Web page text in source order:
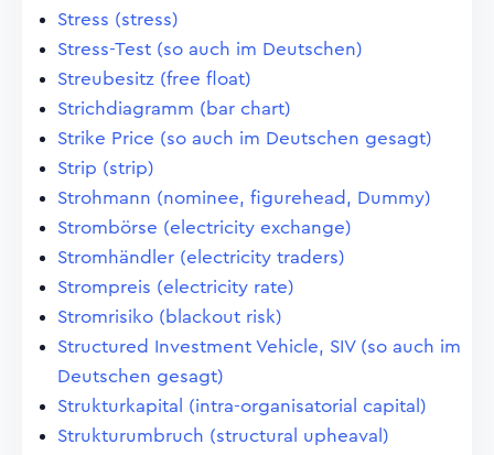
Stress (stress)
Stress-Test (so auch im Deutschen)
Streubesitz (free float)
Strichdiagramm (bar chart)
Strike Price (so auch im Deutschen gesagt)
Strip (strip)
Strohmann (nominee, figurehead, Dummy)
Strombörse (electricity exchange)
Stromhändler (electricity traders)
Strompreis (electricity rate)
Stromrisiko (blackout risk)
Structured Investment Vehicle, SIV (so auch im
Deutschen gesagt)
Strukturkapital (intra-organisatorial capital)
Strukturumbruch (structural upheaval)